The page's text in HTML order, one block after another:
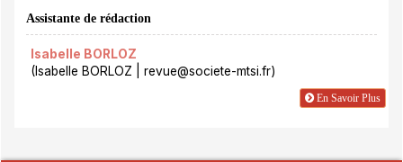
Assistante de rédaction
Isabelle BORLOZ
(Isabelle BORLOZ | revue@societe-mtsi.fr)
En Savoir Plus